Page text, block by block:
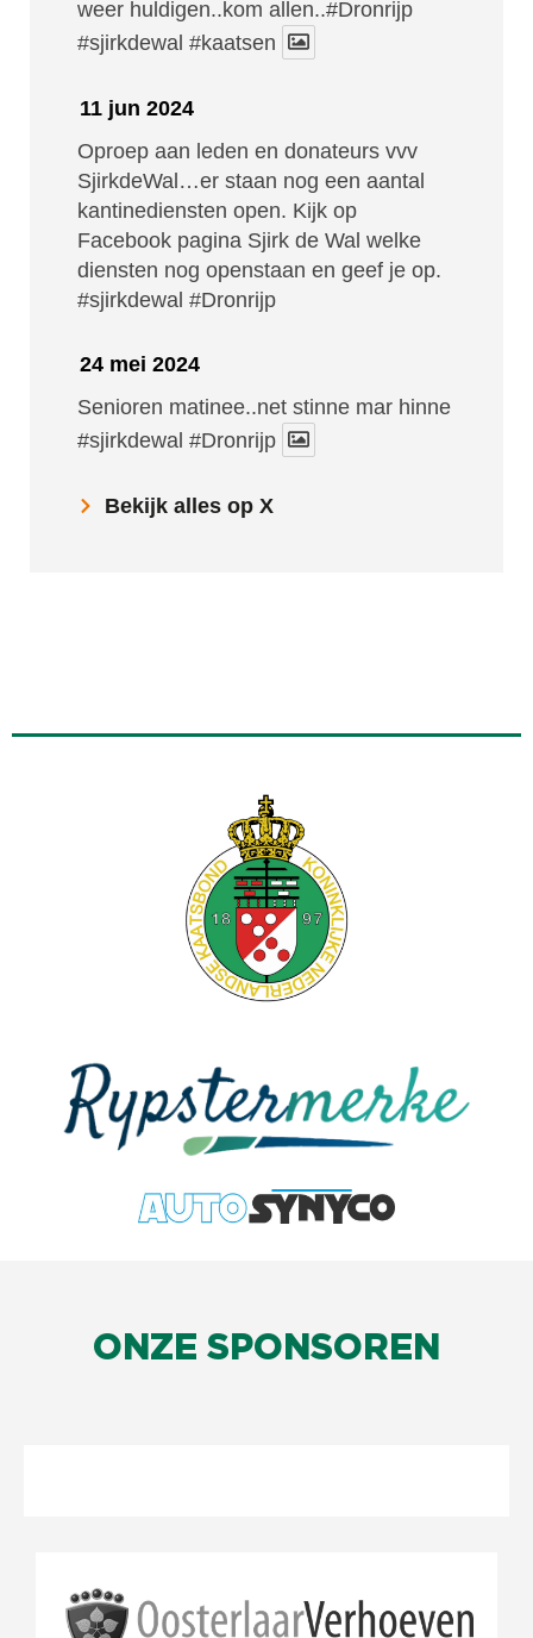
weer huldigen..kom allen..#Dronrijp
#sjirkdewal #kaatsen
11 jun 2024
Oproep aan leden en donateurs vvv
SjirkdeWal…er staan nog een aantal
kantinediensten open. Kijk op
Facebook pagina Sjirk de Wal welke
diensten nog openstaan en geef je op.
#sjirkdewal #Dronrijp
24 mei 2024
Senioren matinee..net stinne mar hinne
#sjirkdewal #Dronrijp
Bekijk alles op X
ONZE SPONSOREN